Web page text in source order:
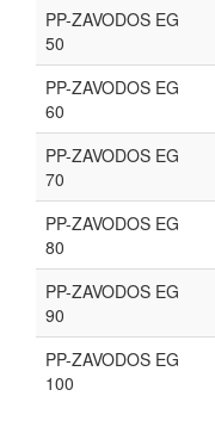
PP-ZAVODOS EG
50
PP-ZAVODOS EG
60
PP-ZAVODOS EG
70
PP-ZAVODOS EG
80
PP-ZAVODOS EG
90
PP-ZAVODOS EG
100